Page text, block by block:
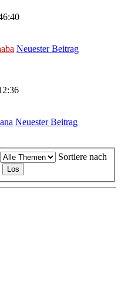
Neuester Beitrag
Neuester Beitrag
Sortiere nach